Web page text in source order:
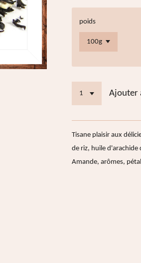
poids
Ajouter
Tisane plaisir aux
de riz, huile
Amande, arômes,